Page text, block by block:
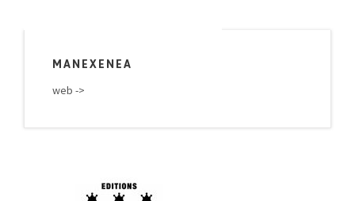
MANEXENEA
web ->